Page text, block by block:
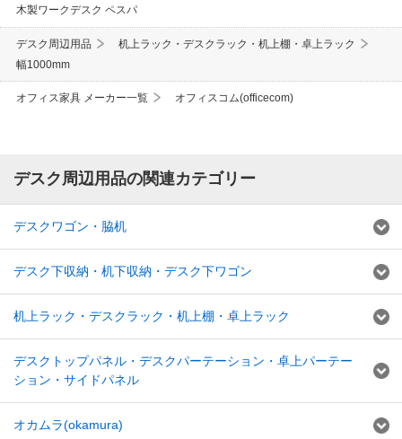
木製ワークデスク ペスパ
デスク周辺用品
机上ラック・デスクラック・机上棚・卓上ラック
幅1000mm
オフィス家具 メーカー一覧 オフィスコム(officecom)
デスク周辺用品の関連カテゴリー
デスクワゴン・脇机
デスク下収納・机下収納・デスク下ワゴン
机上ラック・デスクラック・机上棚・卓上ラック
デスクトップパネル・デスクパーテーション・卓上パーテー
ション・サイドパネル
オカムラ(okamura)